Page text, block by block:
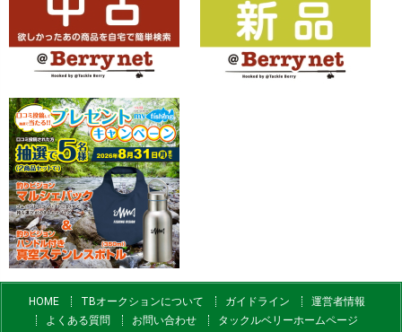
HOME TBオークションについて ガイドライン
運営者情報
よくある質問
お問い合わせ タックルベリーホームページ